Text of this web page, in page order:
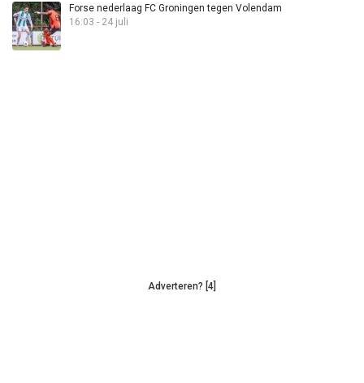
Forse nederlaag FC Groningen tegen Volendam
16:03 - 24 juli
Adverteren? [4]